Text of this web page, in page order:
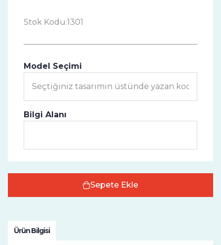
Stok Kodu:1301
Model Seçimi
Bilgi Alanı
Sepete Ekle
Ürün Bilgisi